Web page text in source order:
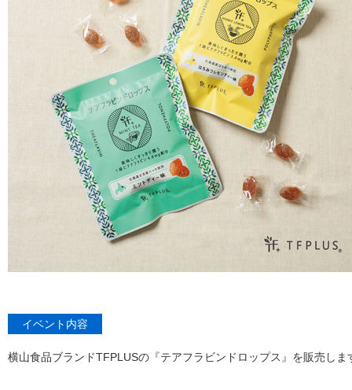
イベント内容
横山食品ブランドTFPLUSの『テアフラビンドロップス』を販売